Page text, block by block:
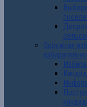
Окружная